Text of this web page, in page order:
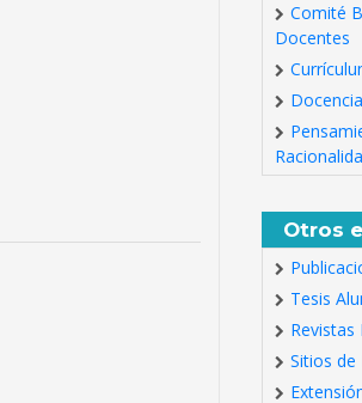
Comité
Docentes
Otros
Tesis
Revistas
Sitios de